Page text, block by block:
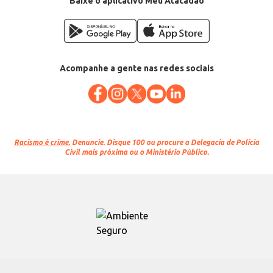
Acompanhe a gente nas redes sociais
Racismo é crime. Denuncie. Disque 100 ou procure a Delegacia de Polícia
Civil mais próxima ou o Ministério Público.